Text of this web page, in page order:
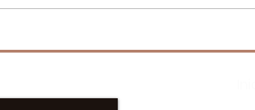
toca a tu puerta